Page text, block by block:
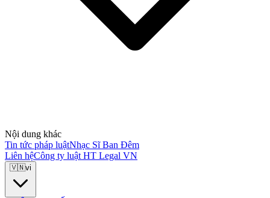
Nội dung khác
Tin tức pháp luậtNhạc Sĩ Ban Đêm
Liên hệCông ty luật HT Legal VN
🇻🇳vi